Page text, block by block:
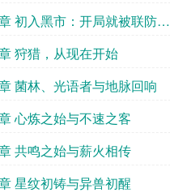
初入黑市：开局就被联防队
狩猎，从现在开始
菌林、光语者与地脉回响
心炼之始与不速之客
共鸣之始与薪火相传
星纹初铸与异兽初醒